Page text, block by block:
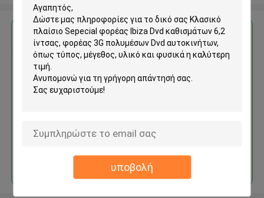
υποβολή
Αποκτήστε την καλύτερη τιμή για
φορέας Ibiza Dvd καθισμάτων
6,2 ίντσας, φορέας 3G
Να συνεχίσει